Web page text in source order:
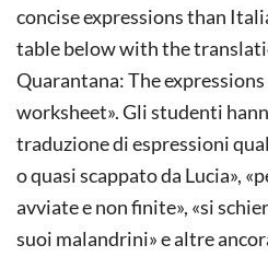
concise expressions than
table below with the
Quarantana: The
worksheet». Gli studenti
traduzione di espressioni
o quasi scappato da Lucia»,
avviate e non finite», «si
suoi malandrini» e altre